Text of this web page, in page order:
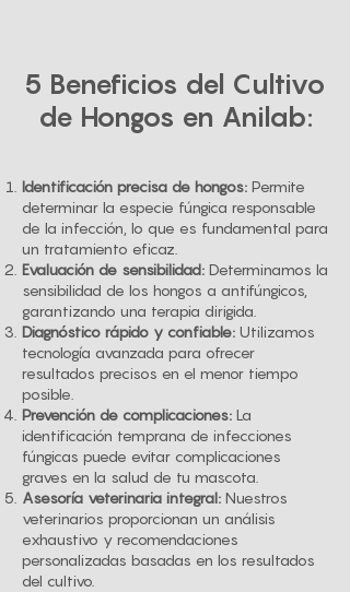
5 Beneficios del Cultivo
de Hongos en Anilab:
Identificación precisa de hongos: Permite
determinar la especie fúngica responsable
de la infección, lo que es fundamental para
un tratamiento eficaz.
Evaluación de sensibilidad: Determinamos la
sensibilidad de los hongos a antifúngicos,
garantizando una terapia dirigida.
Diagnóstico rápido y confiable: Utilizamos
tecnología avanzada para ofrecer
resultados precisos en el menor tiempo
posible.
Prevención de complicaciones: La
identificación temprana de infecciones
fúngicas puede evitar complicaciones
graves en la salud de tu mascota.
Asesoría veterinaria integral: Nuestros
veterinarios proporcionan un análisis
exhaustivo y recomendaciones
personalizadas basadas en los resultados
del cultivo.